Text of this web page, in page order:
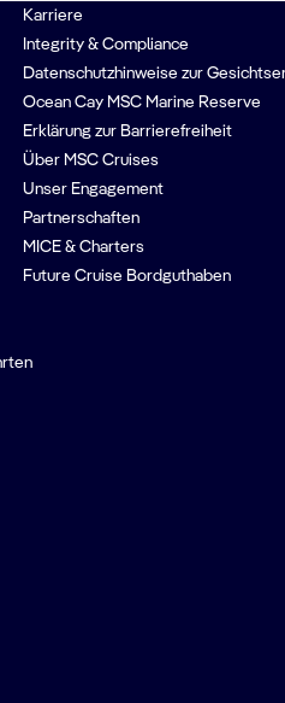
Karriere
Integrity & Compliance
Datenschutzhinweise zur
Ocean Cay MSC Marine Reserve
Erklärung zur Barrierefreiheit
Über MSC Cruises
Unser Engagement
Partnerschaften
MICE & Charters
Future Cruise Bordguthaben